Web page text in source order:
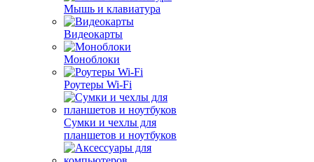
Мышь и клавиатура
Видеокарты
Моноблоки
Роутеры Wi-Fi
Сумки и чехлы для
планшетов и ноутбуков